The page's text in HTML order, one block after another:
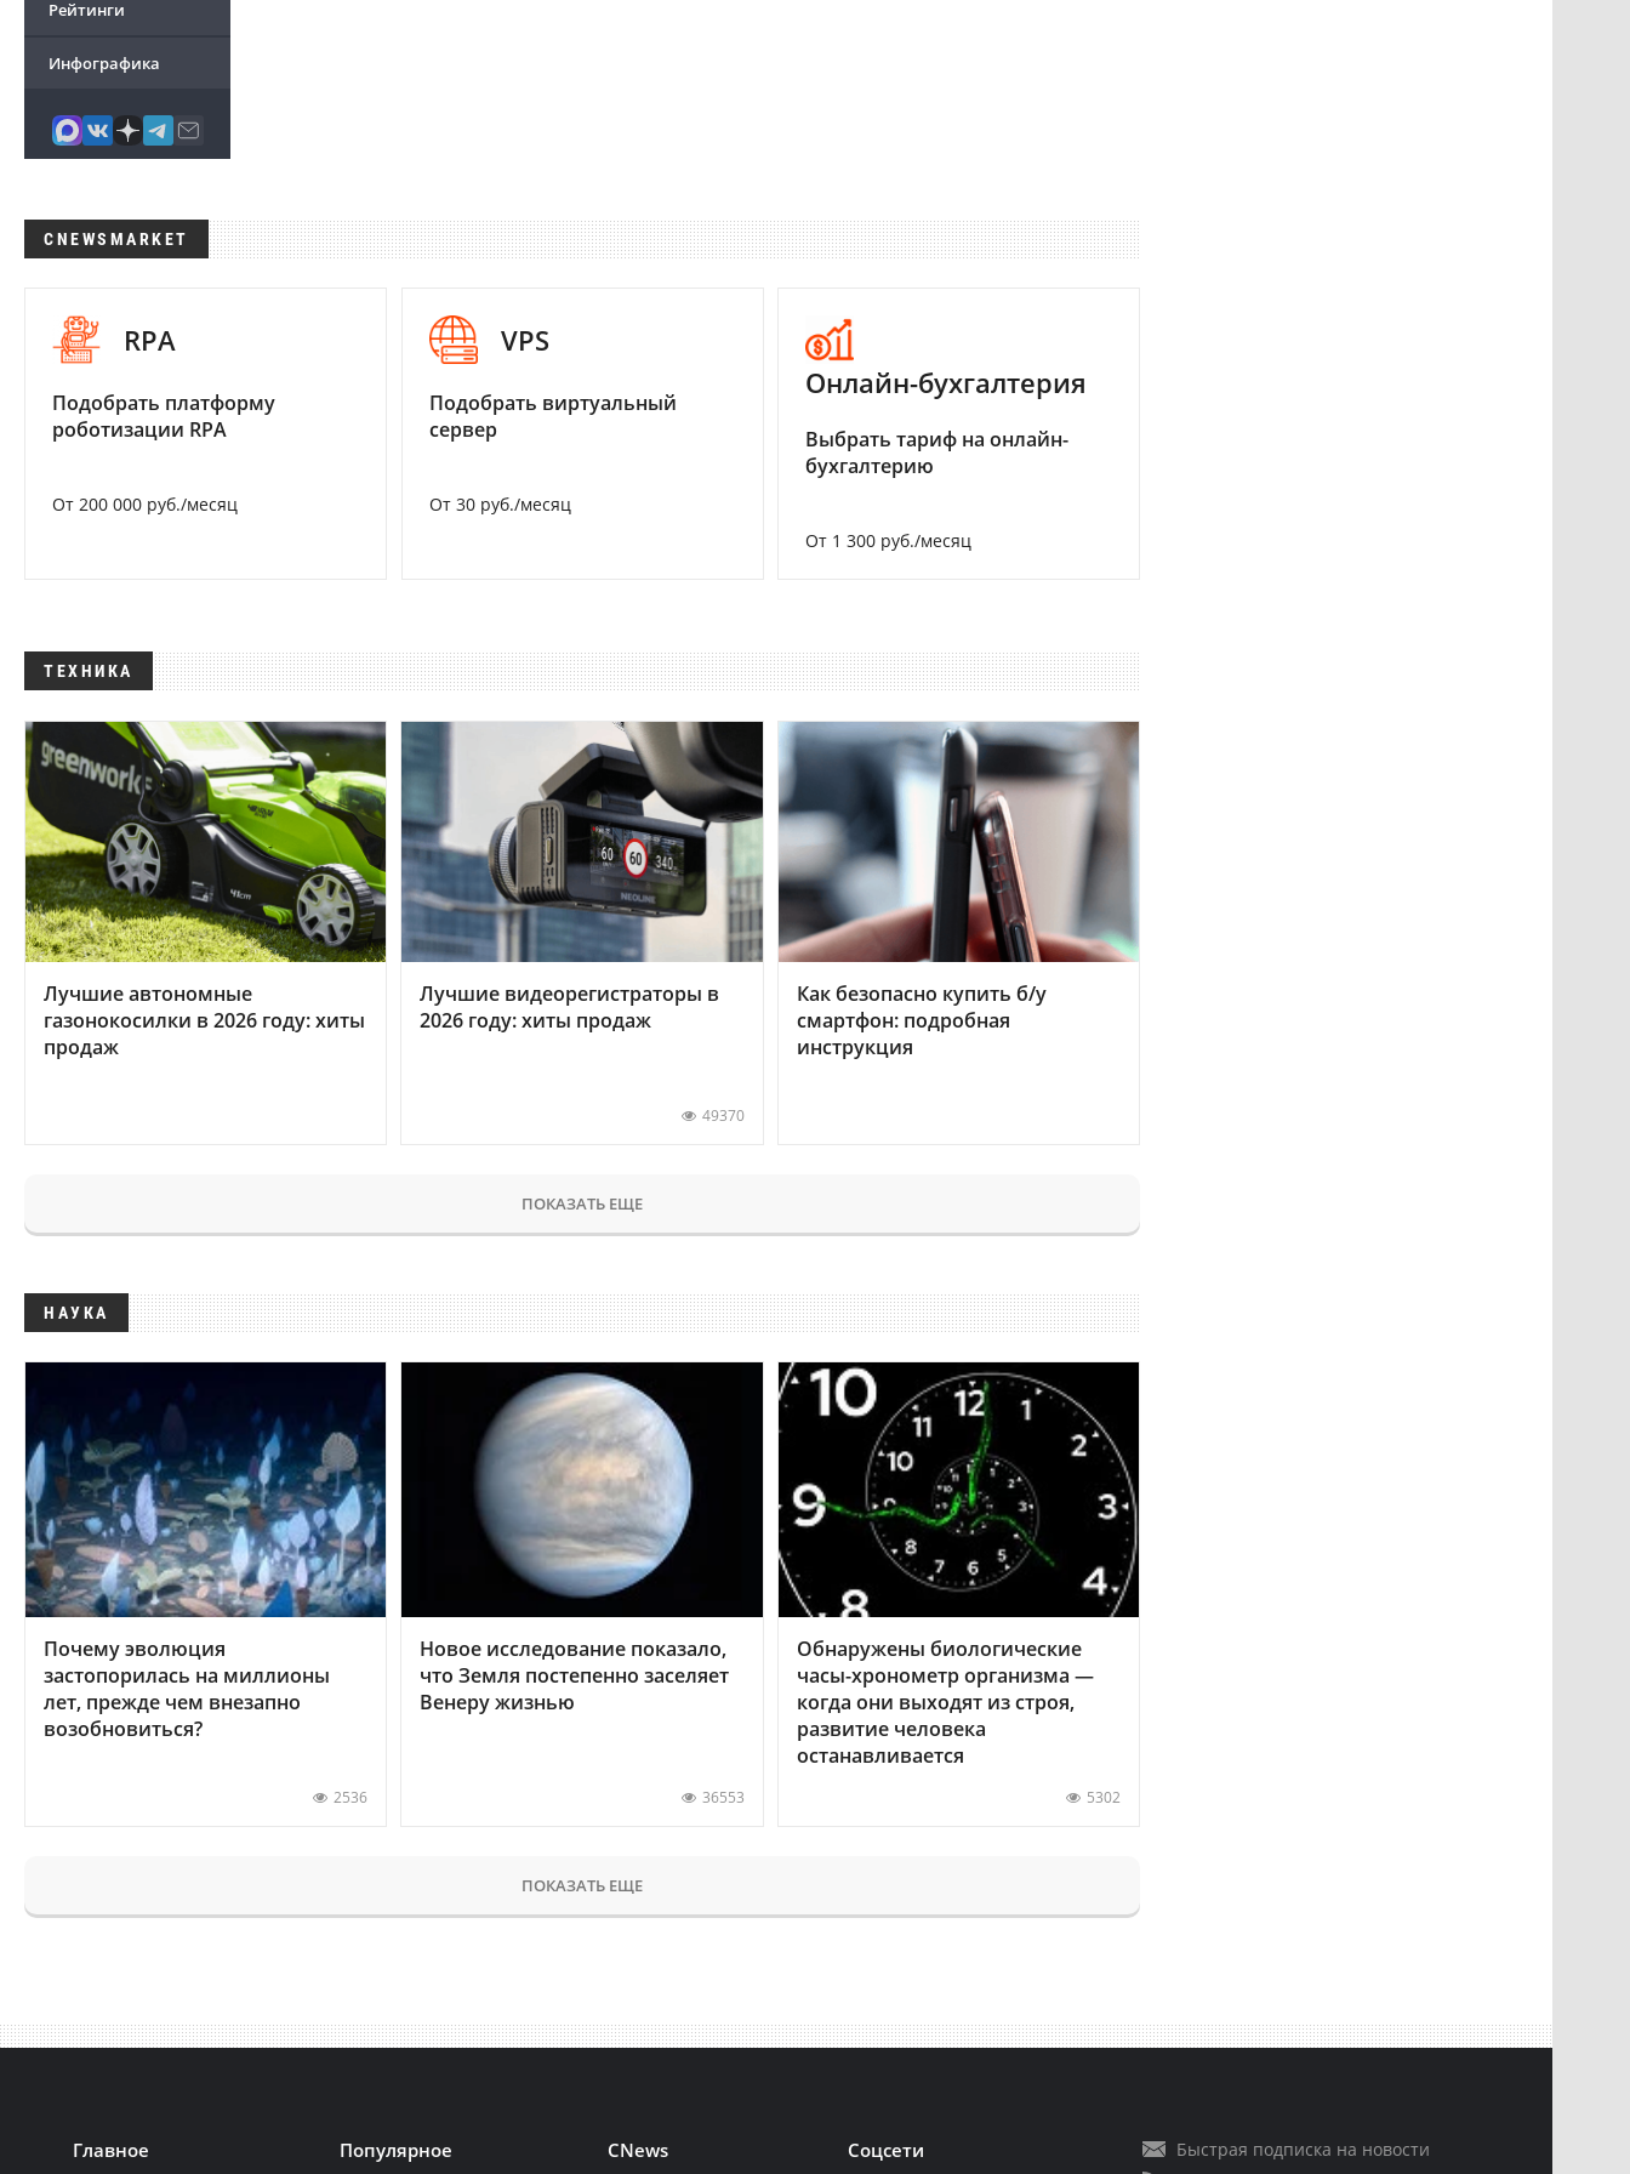
Рейтинги
Инфографика
CNEWSMARKET
RPA
Подобрать платформу
роботизации RPA
От 200 000 руб./месяц
VPS
Подобрать виртуальный
сервер
От 30 руб./месяц
Онлайн-бухгалтерия
Выбрать тариф на онлайн-
бухгалтерию
От 1 300 руб./месяц
ТЕХНИКА
Лучшие автономные
газонокосилки в 2026 году: хиты
продаж
Лучшие видеорегистраторы в
2026 году: хиты продаж
49370
Как безопасно купить б/у
смартфон: подробная
инструкция
ПОКАЗАТЬ ЕЩЕ
НАУКА
Почему эволюция
застопорилась на миллионы
лет, прежде чем внезапно
возобновиться?
2536
Новое исследование показало,
что Земля постепенно заселяет
Венеру жизнью
36553
Обнаружены биологические
часы-хронометр организма —
когда они выходят из строя,
развитие человека
останавливается
5302
ПОКАЗАТЬ ЕЩЕ
Главное Популярное CNews Соцсети
Быстрая подписка на новости